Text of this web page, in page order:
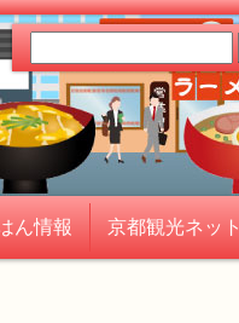
ん情報 京都観光ネット